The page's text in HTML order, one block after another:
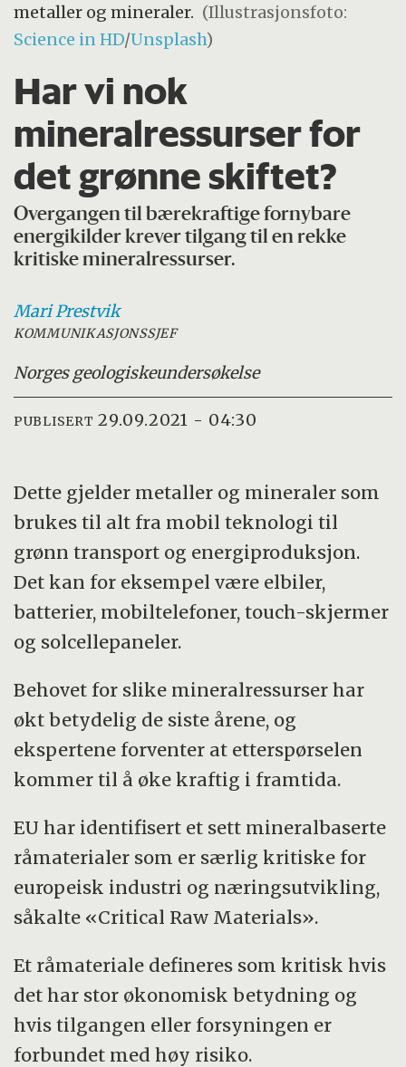
metaller og mineraler. (Illustrasjonsfoto:
Science in HD/Unsplash)
Har vi nok
mineralressurser for
det grønne skiftet?
Overgangen til bærekraftige fornybare
energikilder krever tilgang til en rekke
kritiske mineralressurser.
MariPrestvik
KOMMUNIKASJONSSJEF
Norges geologiskeundersøkelse
PUBLISERT 29.09.2021 - 04:30
Dette gjelder metaller og mineraler som
brukes til alt fra mobil teknologi til
grønn transport og energiproduksjon.
Det kan for eksempel være elbiler,
batterier, mobiltelefoner, touch-skjermer
og solcellepaneler.
Behovet for slike mineralressurser har
økt betydelig de siste årene, og
ekspertene forventer at etterspørselen
kommer til å øke kraftig i framtida.
EU har identifisert et sett mineralbaserte
råmaterialer som er særlig kritiske for
europeisk industri og næringsutvikling,
såkalte «Critical Raw Materials».
Et råmateriale defineres som kritisk hvis
det har stor økonomisk betydning og
hvis tilgangen eller forsyningen er
forbundet med høy risiko.